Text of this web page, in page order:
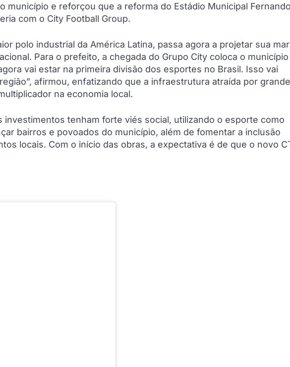
município e reforçou que a reforma do Estádio Municipal Fernando
com o City Football Group.
polo industrial da América Latina, passa agora a projetar sua
Para o prefeito, a chegada do Grupo City coloca o município
vai estar na primeira divisão dos esportes no Brasil. Isso vai
afirmou, enfatizando que a infraestrutura atraída por
na economia local.
tenham forte viés social, utilizando o esporte como
bairros e povoados do município, além de fomentar a inclusão
locais. Com o início das obras, a expectativa é de que o novo